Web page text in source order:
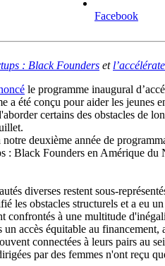
Facebook
: Black Founders et
le programme inaugural
a été conçu pour aider les
certains des obstacles de
deuxième année de
: Black Founders en Amérique du
diverses restent sous-
les obstacles structurels et a eu
confrontés à une multitude
accès équitable au
connectées à leurs pairs au
par des femmes n'ont reçu